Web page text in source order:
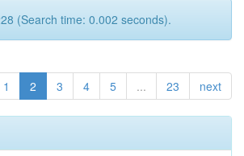
(Search time: 0.002 seconds).
1 2 3 4 5 ... 23 next